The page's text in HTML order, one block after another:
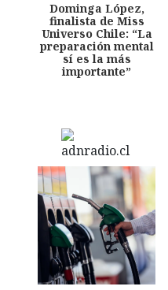
Dominga López,
finalista de Miss
Universo Chile: “La
preparación mental
sí es la más
importante”